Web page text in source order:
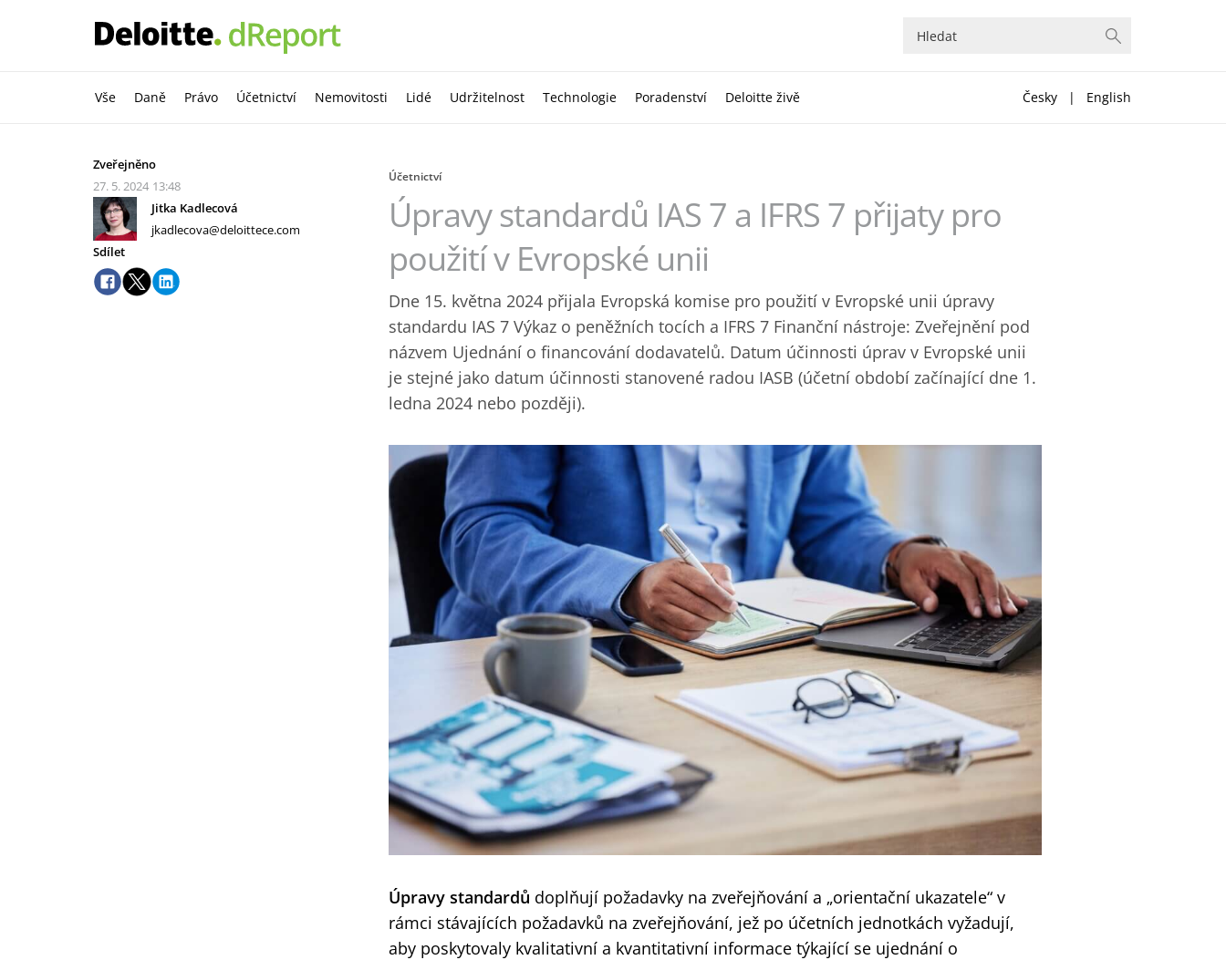
Vše Daně Právo Účetnictví Nemovitosti Lidé Udržitelnost Technologie Poradenství Deloitte živě Česky | English
Zveřejněno
27. 5. 2024 13:48
Jitka Kadlecová
jkadlecova@deloittece.com
Sdílet
Účetnictví
Úpravy standardů IAS 7 a IFRS 7 přijaty pro
použití v Evropské unii
Dne 15. května 2024 přijala Evropská komise pro použití v Evropské unii úpravy
standardu IAS 7 Výkaz o peněžních tocích a IFRS 7 Finanční nástroje: Zveřejnění pod
názvem Ujednání o financování dodavatelů. Datum účinnosti úprav v Evropské unii
je stejné jako datum účinnosti stanovené radou IASB (účetní období začínající dne 1.
ledna 2024 nebo později).
Úpravy standardů doplňují požadavky na zveřejňování a „orientační ukazatele“ v
rámci stávajících požadavků na zveřejňování, jež po účetních jednotkách vyžadují,
aby poskytovaly kvalitativní a kvantitativní informace týkající se ujednání o